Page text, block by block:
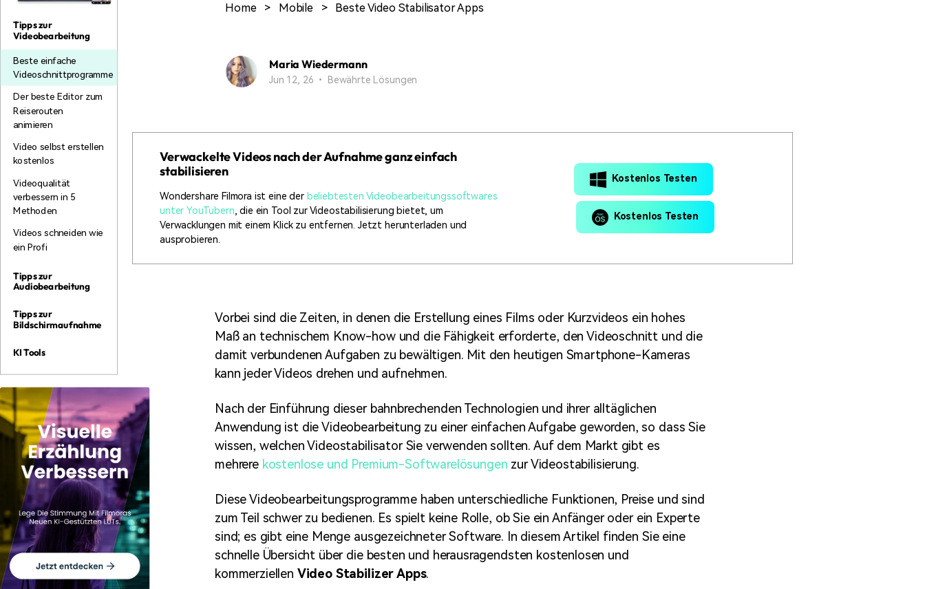
Alle Produkte ansehen
An Freunde
Kostenloser Download
Home > Mobile > Beste Video Stabilisator Apps
Maria Wiedermann
Jun 12, 26 • Bewährte Lösungen
Verwackelte Videos nach der Aufnahme ganz einfach
stabilisieren
Wondershare Filmora ist eine der beliebtesten Videobearbeitungssoftwares
unter YouTubern, die ein Tool zur Videostabilisierung bietet, um
Verwacklungen mit einem Klick zu entfernen. Jetzt herunterladen und
ausprobieren.
Kostenlos Testen
Kostenlos Testen
Vorbei sind die Zeiten, in denen die Erstellung eines Films oder Kurzvideos ein hohes
Maß an technischem Know-how und die Fähigkeit erforderte, den Videoschnitt und die
damit verbundenen Aufgaben zu bewältigen. Mit den heutigen Smartphone-Kameras
kann jeder Videos drehen und aufnehmen.
Nach der Einführung dieser bahnbrechenden Technologien und ihrer alltäglichen
Anwendung ist die Videobearbeitung zu einer einfachen Aufgabe geworden, so dass Sie
wissen, welchen Videostabilisator Sie verwenden sollten. Auf dem Markt gibt es
mehrere kostenlose und Premium-Softwarelösungen zur Videostabilisierung.
Diese Videobearbeitungsprogramme haben unterschiedliche Funktionen, Preise und sind
zum Teil schwer zu bedienen. Es spielt keine Rolle, ob Sie ein Anfänger oder ein Experte
sind; es gibt eine Menge ausgezeichneter Software. In diesem Artikel finden Sie eine
schnelle Übersicht über die besten und herausragendsten kostenlosen und
kommerziellen Video Stabilizer Apps.
Tipps zur
Videobearbeitung
Beste einfache
Videoschnittprogramme
Der beste Editor zum
Reiserouten
animieren
Video selbst erstellen
kostenlos
Videoqualität
verbessern in 5
Methoden
Videos schneiden wie
ein Profi
Tipps zur
Audiobearbeitung
Tipps zur
Bildschirmaufnahme
KI Tools